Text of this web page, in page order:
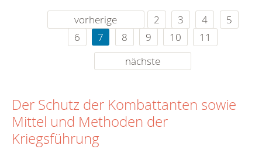
vorherige 2 3 4
5
6
7 8 9 10
11
nächste
Der Schutz der Kombattanten sowie
Mittel und Methoden der
Kriegsführung